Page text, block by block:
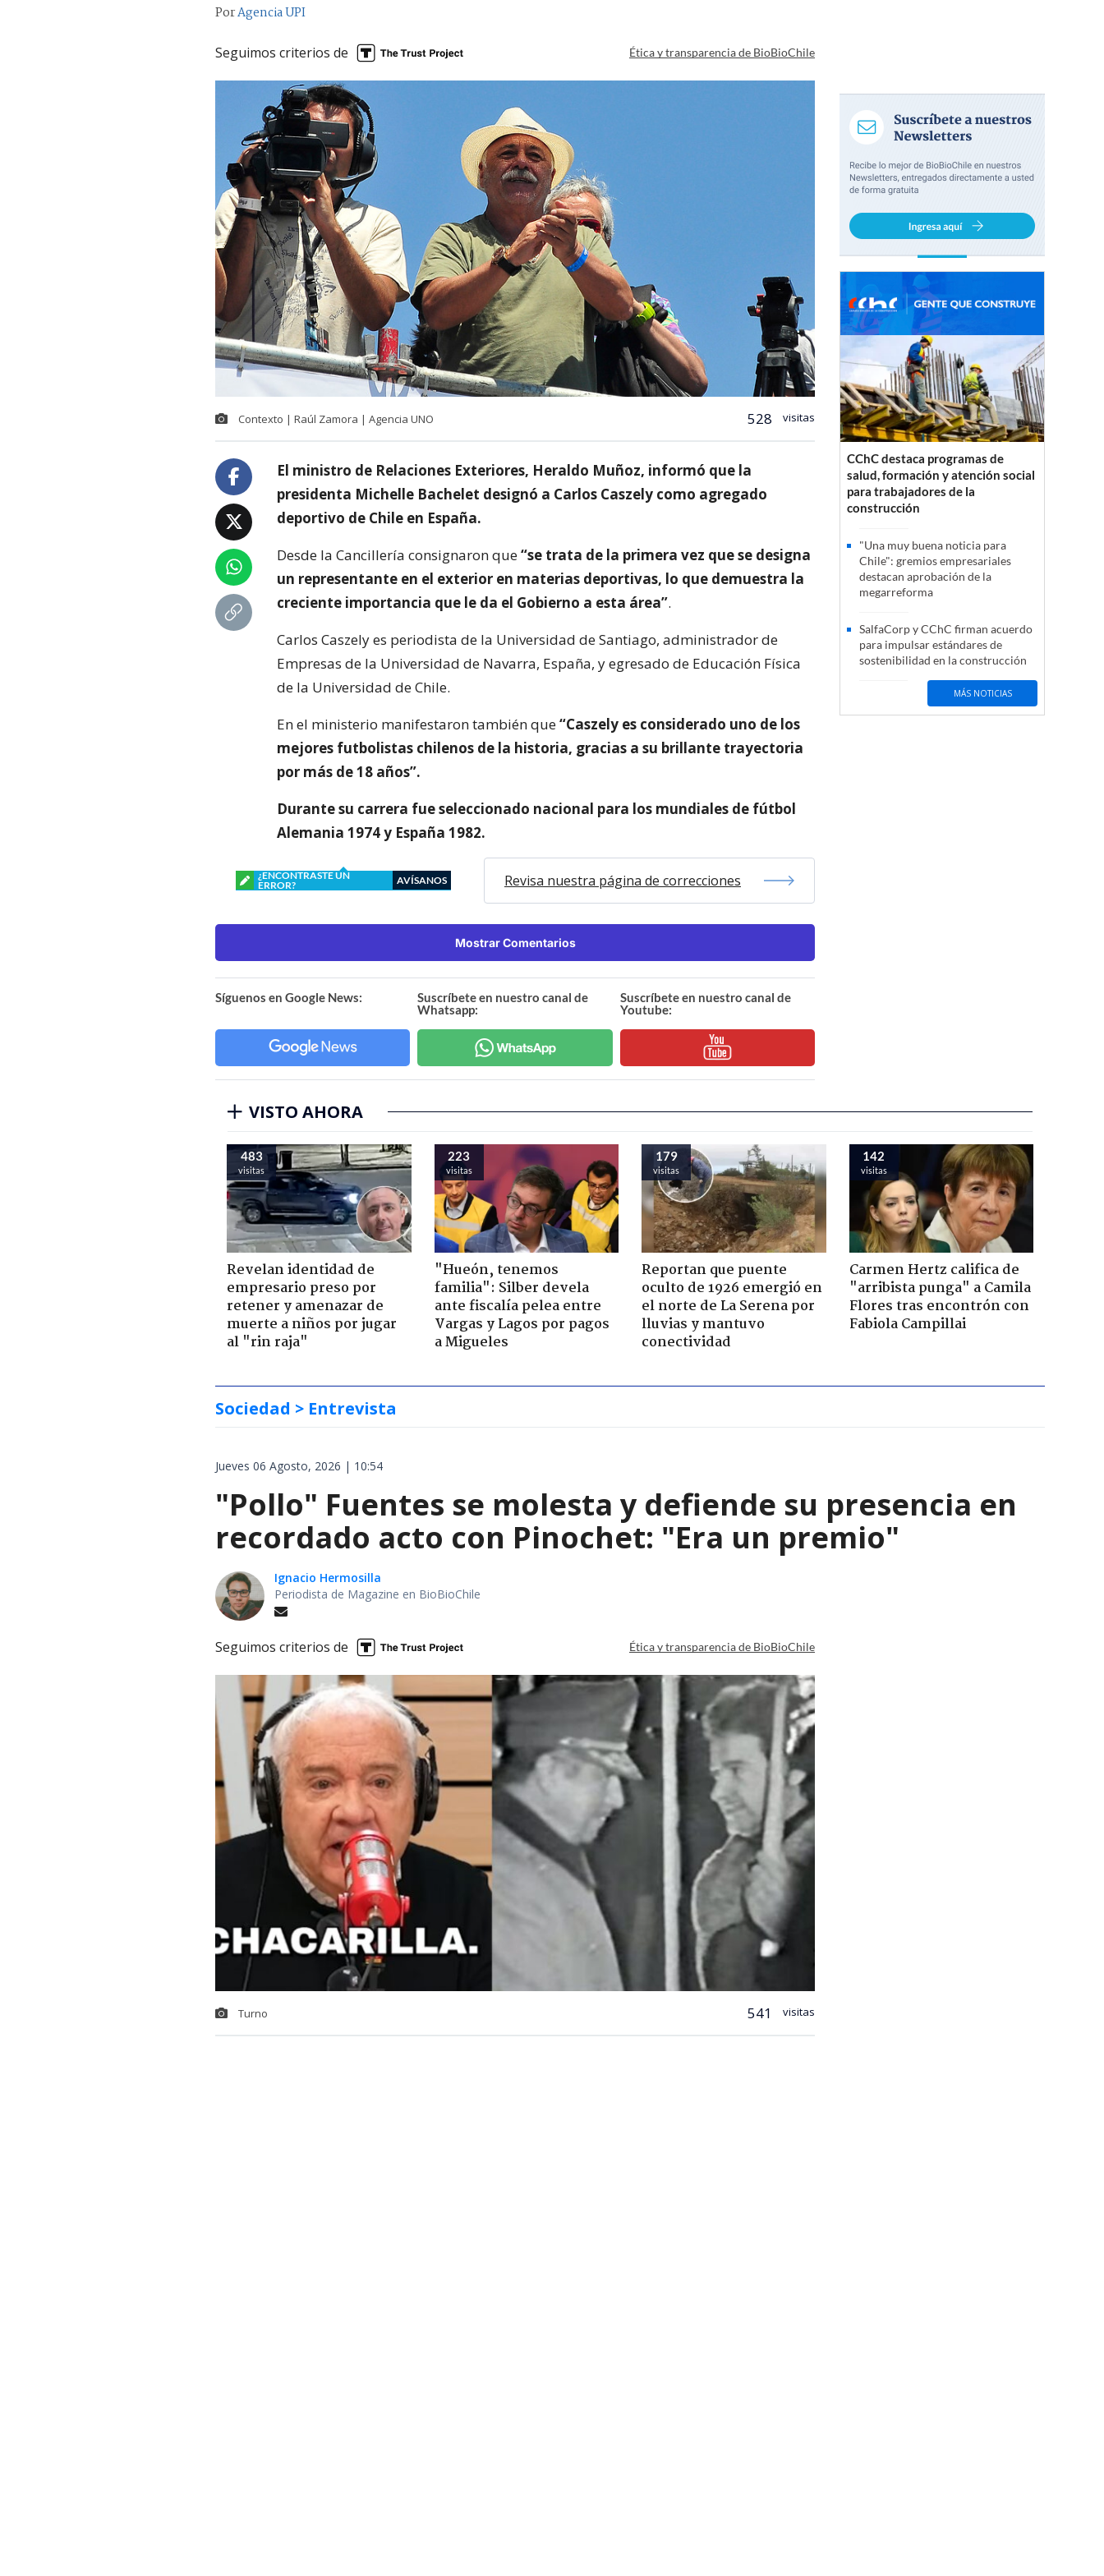
PorAgencia UPI
Seguimos criterios de Ética y transparencia de BioBioChile
Contexto | Raúl Zamora | Agencia UNO 528 visitas
El ministro de Relaciones Exteriores, Heraldo Muñoz, informó que la
presidenta Michelle Bachelet designó a Carlos Caszely como agregado
deportivo de Chile en España.
Desde la Cancillería consignaron que“se trata de la primera vez que se designa
un representante en el exterior en materias deportivas, lo que demuestra la
creciente importancia que le da el Gobierno a esta área”.
Carlos Caszely es periodista de la Universidad de Santiago, administrador de
Empresas de la Universidad de Navarra, España, y egresado de Educación Física
de la Universidad de Chile.
En el ministerio manifestaron también que“Caszely es considerado uno de los
mejores futbolistas chilenos de la historia, gracias a su brillante trayectoria
por más de 18 años”.
Durante su carrera fue seleccionado nacional para los mundiales de fútbol
Alemania 1974 y España 1982.
¿ENCONTRASTE UN
ERROR?
AVÍSANOS Revisa nuestra página de correcciones
Mostrar Comentarios
Síguenos en Google News:
Suscríbete en nuestro canal de
Whatsapp:
Suscríbete en nuestro canal de
Youtube:
CChC destaca programas de
salud, formación y atención social
para trabajadores de la
construcción
"Una muy buena noticia para
Chile": gremios empresariales
destacan aprobación de la
megarreforma
SalfaCorp y CChC firman acuerdo
para impulsar estándares de
sostenibilidad en la construcción
MÁS NOTICIAS
VISTO AHORA
483
visitas
Revelan identidad de
empresario preso por
retener y amenazar de
muerte a niños por jugar
al "rin raja"
223
visitas
"Hueón, tenemos
familia": Silber devela
ante fiscalía pelea entre
Vargas y Lagos por pagos
a Migueles
179
visitas
Reportan que puente
oculto de 1926 emergió en
el norte de La Serena por
lluvias y mantuvo
conectividad
142
visitas
Carmen Hertz califica de
"arribista punga" a Camila
Flores tras encontrón con
Fabiola Campillai
Sociedad > Entrevista
Jueves 06 Agosto, 2026 | 10:54
"Pollo" Fuentes se molesta y defiende su presencia en
recordado acto con Pinochet: "Era un premio"
Ignacio Hermosilla
Periodista de Magazine en BioBioChile
Seguimos criterios de Ética y transparencia de BioBioChile
Turno 541 visitas